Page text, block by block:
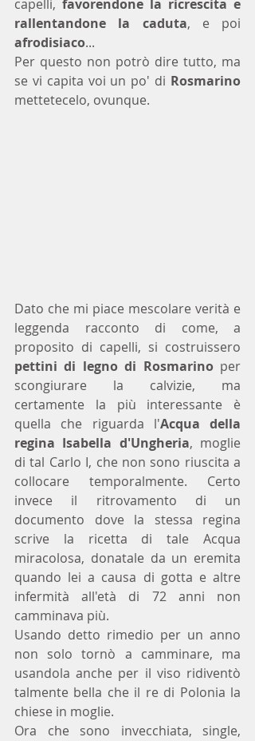
capelli, favorendone la ricrescita e
rallentandone la caduta
afrodisiaco...
Per questo non potrò dire tutto, ma
se vi capita voi un po' di
mettetecelo, ovunque.
Dato che mi piace mescolare verità e
leggenda racconto di come, a
proposito di capelli, si costruissero
pettini di legno di Rosmarino per
scongiurare la calvizie, ma
certamente la più interessante è
quella che riguarda l'Acqua della
regina Isabella d'Ungheria, moglie
di tal Carlo I, che non sono riuscita a
collocare temporalmente. Certo
invece il ritrovamento di un
documento dove la stessa regina
scrive la ricetta di tale Acqua
miracolosa, donatale da un eremita
quando lei a causa di gotta e altre
infermità all'età di 72 anni non
camminava più.
Usando detto rimedio per un anno
non solo tornò a camminare, ma
usandola anche per il viso ridiventò
talmente bella che il re di Polonia la
chiese in moglie.
Ora che sono invecchiata, single,